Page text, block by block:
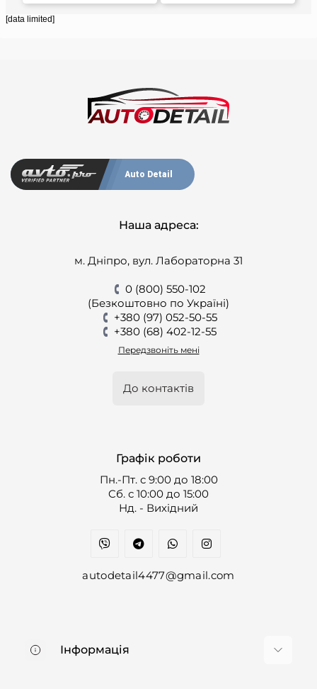
[data limited]
Auto Detail
Наша адреса:
м. Дніпро, вул. Лабораторна 31
0 (800) 550-102
(Безкоштовно по Україні)
+380 (97) 052-50-55
+380 (68) 402-12-55
Передзвоніть мені
До контактів
Графік роботи
Пн.-Пт. с 9:00 до 18:00
Cб. с 10:00 до 15:00
Нд. - Вихідний
autodetail4477@gmail.com
Інформація